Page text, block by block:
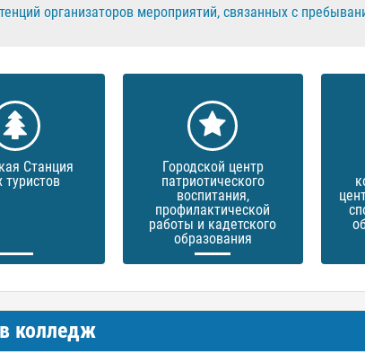
организаторов мероприятий, связанных с
Станция
Городской центр
патриотического
воспитания,
профилактической
работы и кадетского
образования
колледж